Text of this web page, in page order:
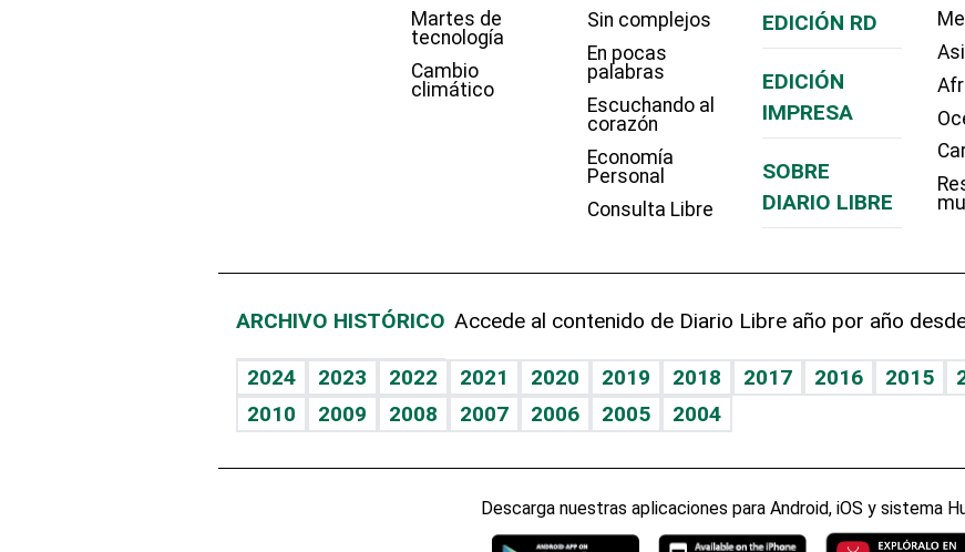
Martes de
tecnología
Cambio
climático
Sin complejos
En pocas
palabras
Escuchando al
corazón
Economía
Personal
Consulta Libre
EDICIÓN RD
EDICIÓN
IMPRESA
SOBRE
DIARIO LIBRE
ARCHIVO HISTÓRICO Accede al contenido de Diario Libre año por año
2024 2023 2022 2021 2020 2019 2018 2017 2016 2015
2010
2009 2008 2007 2006 2005 2004
Descarga nuestras aplicaciones para Android, iOS y sistema